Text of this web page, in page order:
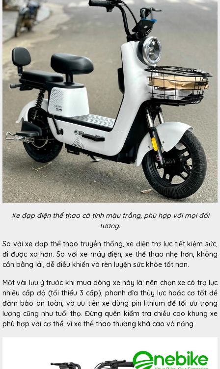
Xe đạp điện thể thao cá tính màu trắng, phù hợp với mọi đối
tương.
So với xe đạp thể thao truyền thống, xe điện trợ lực tiết kiệm sức,
đi được xa hơn. So với xe máy điện, xe thể thao nhẹ hơn, không
cần bằng lái, dễ điều khiển và rèn luyện sức khỏe tốt hơn.
Một vài lưu ý trước khi mua dòng xe này là: nên chọn xe có trợ lực
nhiều cấp độ (tối thiểu 3 cấp), phanh đĩa thủy lực hoặc cơ tốt để
đảm bảo an toàn, và ưu tiên xe dùng pin lithium để tối ưu trọng
lượng cũng như tuổi thọ. Đừng quên kiểm tra chiều cao khung xe
phù hợp với cơ thể, vì xe thể thao thường khá cao và nặng.